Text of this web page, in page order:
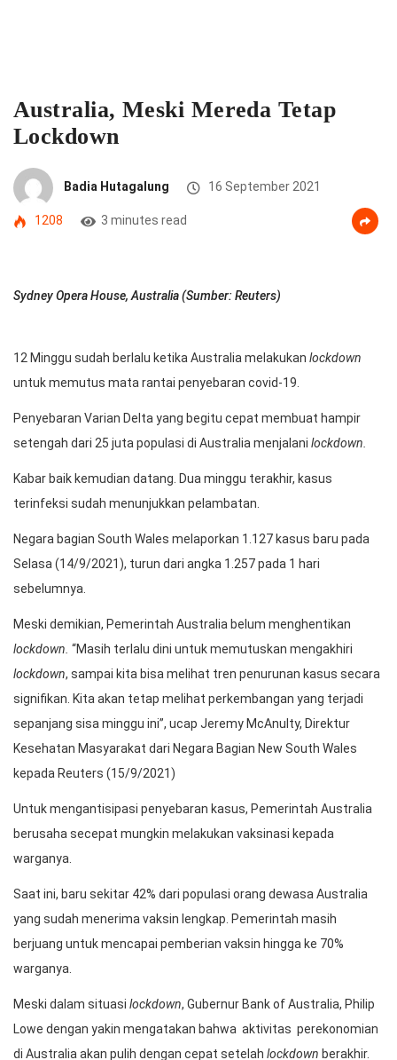
Australia, Meski Mereda Tetap
Lockdown
Badia Hutagalung 16 September 2021
1208 3 minutes read
12 Minggu sudah berlalu ketika Australia melakukan
Penyebaran Varian Delta yang begitu cepat membuat hampir
setengah dari 25 juta populasi di Australia menjalani
Kabar baik kemudian datang. Dua minggu terakhir, kasus
terinfeksi sudah menunjukkan pelambatan.
sebelumnya.
lockdown, sampai kita bisa melihat tren penurunan kasus secara
signifikan. Kita akan tetap melihat perkembangan yang terjadi
sepanjang sisa minggu ini”, ucap Jeremy McAnulty, Direktur
Kesehatan Masyarakat dari Negara Bagian New South Wales
kepada Reuters (15/9/2021)
Untuk mengantisipasi penyebaran kasus, Pemerintah Australia
berusaha secepat mungkin melakukan vaksinasi kepada